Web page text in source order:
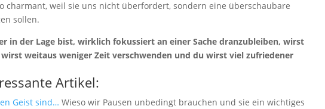
charmant, weil sie uns nicht überfordert, sondern eine überschaubare
sollen.
in der Lage bist, wirklich fokussiert an einer Sache dranzubleiben, wirst
weitaus weniger Zeit verschwenden und du wirst viel zufriedener
Artikel:
Geist sind… Wieso wir Pausen unbedingt brauchen und sie ein wichtiges